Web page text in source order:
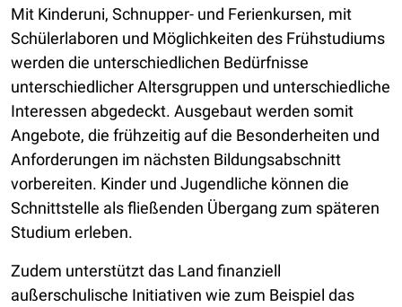
Mit Kinderuni, Schnupper- und Ferienkursen, mit
Schülerlaboren und Möglichkeiten des Frühstudiums
werden die unterschiedlichen Bedürfnisse
unterschiedlicher Altersgruppen und unterschiedliche
Interessen abgedeckt. Ausgebaut werden somit
Angebote, die frühzeitig auf die Besonderheiten und
Anforderungen im nächsten Bildungsabschnitt
vorbereiten. Kinder und Jugendliche können die
Schnittstelle als fließenden Übergang zum späteren
Studium erleben.
Zudem unterstützt das Land finanziell
außerschulische Initiativen wie zum Beispiel das